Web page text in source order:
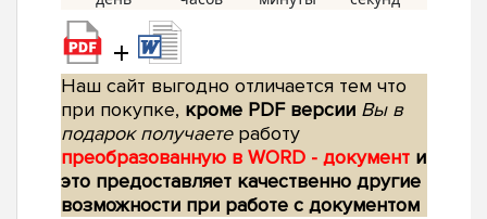
+
Наш сайт выгодно отличается тем что
при покупке, кроме PDF версии Вы в
подарок получаетеработу
преобразованную в WORD - документ и
это предоставляет качественно другие
возможности при работе с документом